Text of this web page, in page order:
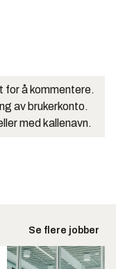
å kommentere.
av brukerkonto.
med kallenavn.
Se flere jobber